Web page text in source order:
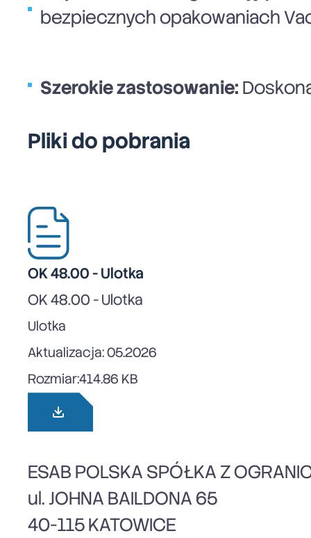
bezpiecznych opakowaniach
Szerokie zastosowanie:
Pliki do pobrania
OK 48.00 - Ulotka
OK 48.00 - Ulotka
Ulotka
Aktualizacja: 05.2026
Rozmiar:414.86 KB
ESAB POLSKA SPÓŁKA Z
ul. JOHNA BAILDONA 65
40-115 KATOWICE